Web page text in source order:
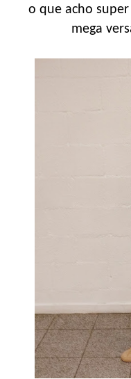
o que acho
mega